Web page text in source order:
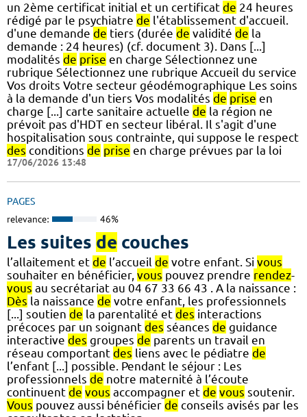
un 2ème certificat initial et un certificat de 24 heures
rédigé par le psychiatre de l'établissement d'accueil.
d'une demande de tiers (durée de validité de la
demande : 24 heures) (cf. document 3). Dans [...]
modalités de prise en charge Sélectionnez une
rubrique Sélectionnez une rubrique Accueil du service
Vos droits Votre secteur géodémographique Les soins
à la demande d'un tiers Vos modalités de prise en
charge [...] carte sanitaire actuelle de la région ne
prévoit pas d'HDT en secteur libéral. Il s'agit d'une
hospitalisation sous contrainte, qui suppose le respect
des conditions de prise en charge prévues par la loi
17/06/2026 13:48
PAGES
relevance: 46%
Les suites de couches
l’allaitement et de l’accueil de votre enfant. Si vous
souhaiter en bénéficier, vous pouvez prendre rendez-
vous au secrétariat au 04 67 33 66 43 . A la naissance :
Dès la naissance de votre enfant, les professionnels
[...] soutien de la parentalité et des interactions
précoces par un soignant des séances de guidance
interactive des groupes de parents un travail en
réseau comportant des liens avec le pédiatre de
l’enfant [...] possible. Pendant le séjour : Les
professionnels de notre maternité à l’écoute
continuent de vous accompagner et de vous soutenir.
Vous pouvez aussi bénéficier de conseils avisés par les